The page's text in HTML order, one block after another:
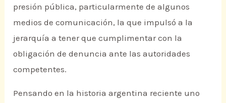
presión pública, particularmente de algunos
medios de comunicación, la que impulsó a la
jerarquía a tener que cumplimentar con la
obligación de denuncia ante las autoridades
competentes.
Pensando en la historia argentina reciente uno